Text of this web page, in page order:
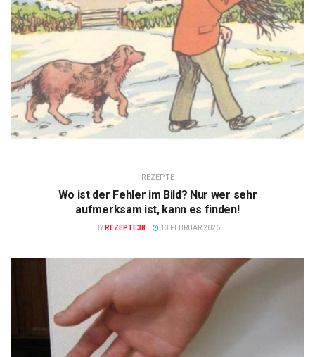
REZEPTE
Wo ist der Fehler im Bild? Nur wer sehr
aufmerksam ist, kann es finden!
BY REZEPTE38 13 FEBRUAR 2026